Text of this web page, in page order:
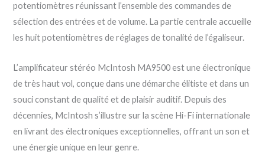
potentiomètres réunissant l’ensemble des commandes de
sélection des entrées et de volume. La partie centrale accueille
les huit potentiomètres de réglages de tonalité de l’égaliseur.
L’amplificateur stéréo McIntosh MA9500 est une électronique
de très haut vol, conçue dans une démarche élitiste et dans un
souci constant de qualité et de plaisir auditif. Depuis des
décennies, McIntosh s’illustre sur la scène Hi-Fi internationale
en livrant des électroniques exceptionnelles, offrant un son et
une énergie unique en leur genre.